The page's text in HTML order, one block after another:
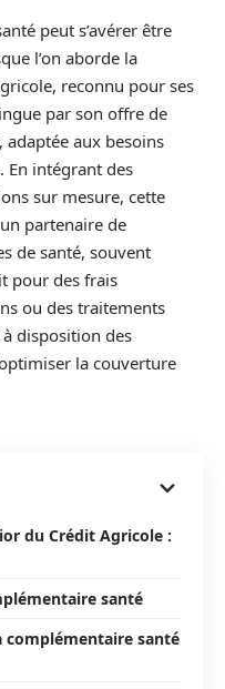
peut s’avérer être
l’on aborde la
reconnu pour ses
par son offre de
, adaptée aux besoins
En intégrant des
sur mesure, cette
partenaire de
de santé, souvent
pour des frais
ou des traitements
disposition des
la couverture
du Crédit Agricole :
santé
complémentaire santé